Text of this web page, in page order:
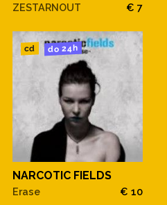
ZESTARNOUT
€ 7
cd do 24h
NARCOTIC FIELDS
Erase € 10